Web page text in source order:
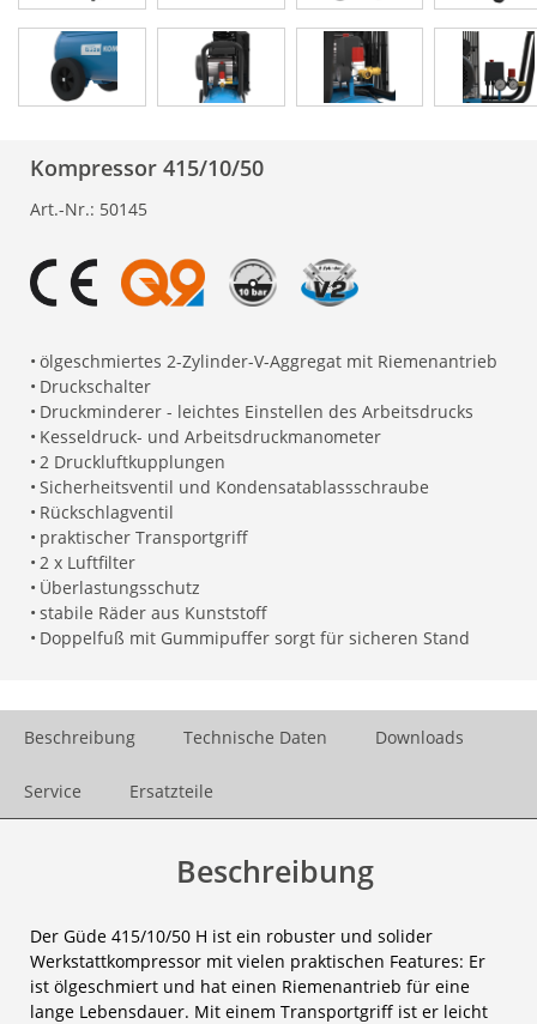
Kompressor 415/10/50
Art.-Nr.: 50145
• ölgeschmiertes 2-Zylinder-V-Aggregat mit Riemenantrieb
• Druckschalter
• Druckminderer - leichtes Einstellen des Arbeitsdrucks
• Kesseldruck- und Arbeitsdruckmanometer
• 2 Druckluftkupplungen
• Sicherheitsventil und Kondensatablassschraube
• Rückschlagventil
• praktischer Transportgriff
• 2 x Luftfilter
• Überlastungsschutz
• stabile Räder aus Kunststoff
• Doppelfuß mit Gummipuffer sorgt für sicheren Stand
Beschreibung Technische Daten Downloads
Service Ersatzteile
Beschreibung
Der Güde 415/10/50 H ist ein robuster und solider
Werkstattkompressor mit vielen praktischen Features: Er
ist ölgeschmiert und hat einen Riemenantrieb für eine
lange Lebensdauer. Mit einem Transportgriff ist er leicht